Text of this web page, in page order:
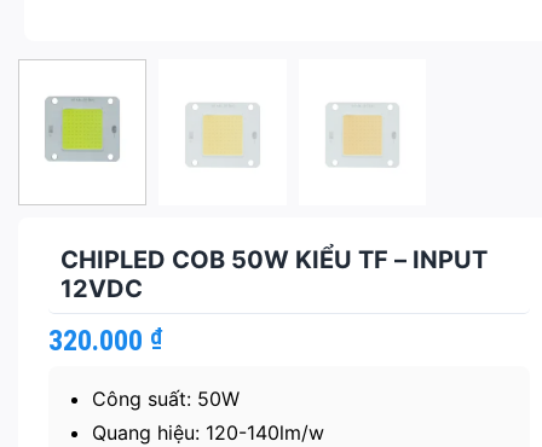
CHIPLED COB 50W KIỂU TF – INPUT
12VDC
320.000 ₫
Công suất: 50W
Quang hiệu: 120-140lm/w